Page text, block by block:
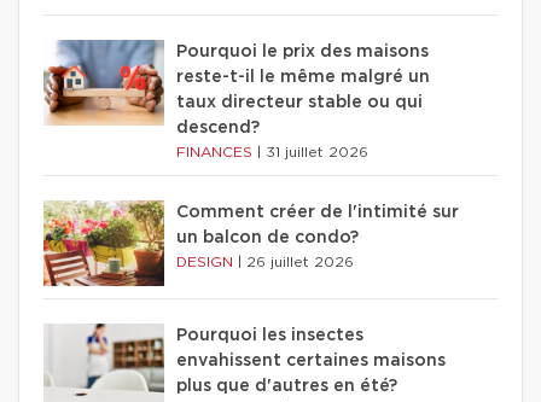
Pourquoi le prix des maisons
reste-t-il le même malgré un
taux directeur stable ou qui
descend?
FINANCES 31 juillet 2026
Comment créer de l'intimité sur
un balcon de condo?
DESIGN 26 juillet 2026
Pourquoi les insectes
envahissent certaines maisons
plus que d'autres en été?